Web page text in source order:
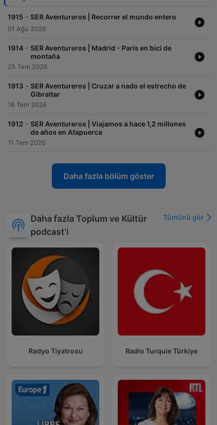
1915 - SER Aventureros | Recorrer el mundo entero
01 Ağu 2026
1914 - SER Aventureros | Madrid - París en bici de
montaña
25 Tem 2026
1913 - SER Aventureros | Cruzar a nado el estrecho de
Gibraltar
18 Tem 2026
1912 - SER Aventureros | Viajamos a hace 1,2 millones
de años en Atapuerca
11 Tem 2026
Daha fazla bölüm göster
Daha fazla Toplum ve Kültür
podcast'i
Tümünü gör
Radyo Tiyatrosu Radio Turquie Türkiye